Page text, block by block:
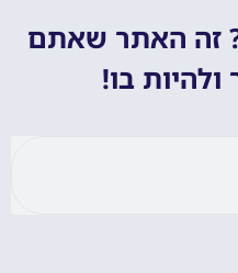
זה האתר שאתם
ולהיות בו!